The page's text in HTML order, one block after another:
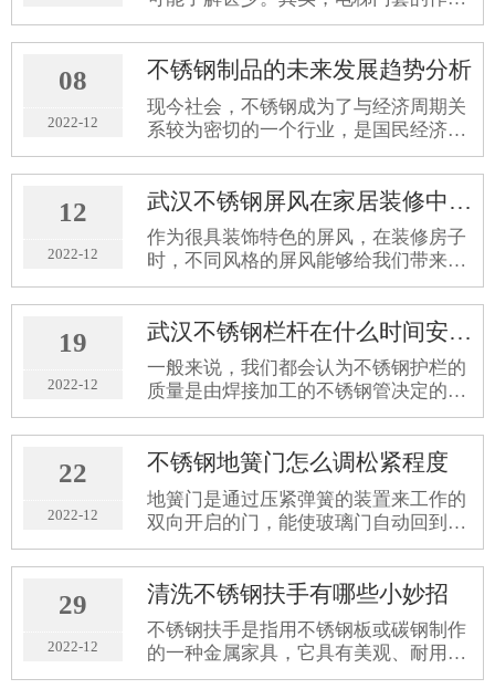
还是非常大的，除了具有基本的防碰
撞、防火效果之外，还具有一定的装饰
作用。下面我们就着重谈一下如何让武
吧。
08
2022-12
不锈钢制品的未来发展趋势分析
现今社会，不锈钢成为了与经济周期关
系较为密切的一个行业，是国民经济的
基础性产业。但是武汉不锈钢制品的未
来发展趋势又将是如何呢？分析如下。
12
2022-12
武汉不锈钢屏风在家居装修中的价值
作为很具装饰特色的屏风，在装修房子
时，不同风格的屏风能够给我们带来不
一样的感觉，而它也早早的成为我们家
居的一部分，备受国人的喜爱。要知
道，屏风作为一个由于悠久历史且非常
传统的家具，它一直都被摆放在房间里
较为明细那的位置，从而有效的起到其
该有的作用，如有效的隔离、防风，或
者是美化房子的作用，为了能让大家更
了解屏风，下面就让小编来给大家介绍
一下武汉不锈钢屏风在家居装修中的价
值吧。
19
2022-12
武汉不锈钢栏杆在什么时间安装比较好
一般来说，我们都会认为不锈钢护栏的
质量是由焊接加工的不锈钢管决定的，
但小编想告诉大家，其实，不锈钢护栏
的安装时间也会影响到它的使用质量和
时间的。所以说武汉不锈钢栏杆在什么
22
2022-12
不锈钢地簧门怎么调松紧程度
地簧门是通过压紧弹簧的装置来工作的
双向开启的门，能使玻璃门自动回到初
始的关门状态，使其在关门的时候不会
让门扇因关闭时甩伤人。但是你知道武
汉不锈钢地簧门怎么调松紧程度吗？
29
2022-12
清洗不锈钢扶手有哪些小妙招
不锈钢扶手是指用不锈钢板或碳钢制作
的一种金属家具，它具有美观、耐用、
方便清洁等优点，非常受欢迎。那么，